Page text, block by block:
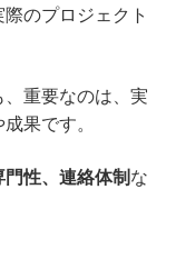
のプロジェクト
重要なのは、実
果です。
性、連絡体制な